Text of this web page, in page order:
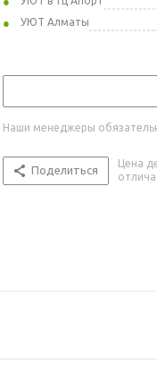
УЮТ Алматы
Наши менеджеры
Поделиться
Цена